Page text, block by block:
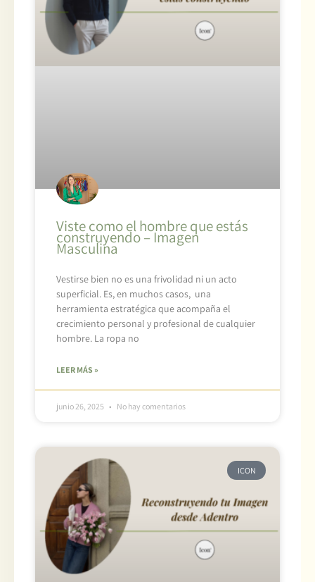
Viste como el hombre que estás
construyendo – Imagen
Masculina
Vestirse bien no es una frivolidad ni un acto
superficial. Es, en muchos casos, una
herramienta estratégica que acompaña el
crecimiento personal y profesional de cualquier
hombre. La ropa no
LEER MÁS »
junio 26, 2025 No hay comentarios
ICON